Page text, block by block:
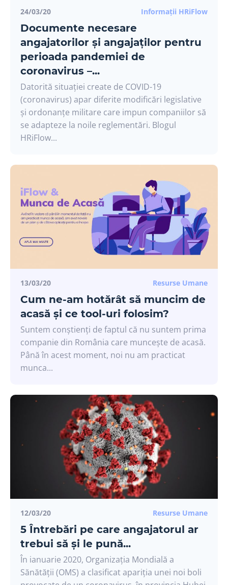
24/03/20 Informații HRiFlow
Documente necesare
angajatorilor și angajaților pentru
perioada pandemiei de
coronavirus –...
Datorită situației create de COVID-19
(coronavirus) apar diferite modificări legislative
și ordonanțe militare care impun companiilor să
se adapteze la noile reglementări. Blogul
HRiFlow...
13/03/20 Resurse Umane
Cum ne-am hotărât să muncim de
acasă și ce tool-uri folosim?
Suntem conștienți de faptul că nu suntem prima
companie din România care muncește de acasă.
Până în acest moment, noi nu am practicat
munca...
12/03/20 Resurse Umane
5 Întrebări pe care angajatorul ar
trebui să și le pună...
În ianuarie 2020, Organizația Mondială a
Sănătății (OMS) a clasificat apariția unei noi boli